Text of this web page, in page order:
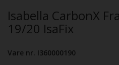
Isabella CarbonX
19/20 IsaFix
Vare nr. I360000190